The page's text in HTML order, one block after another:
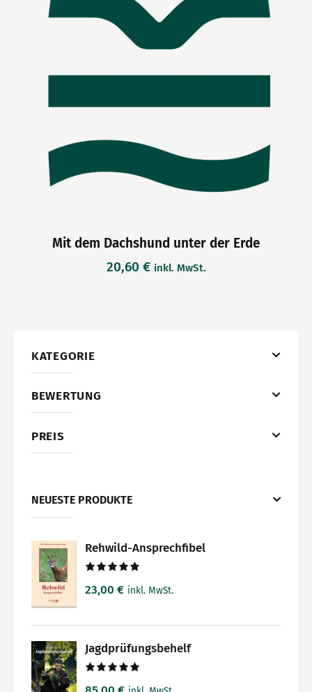
Mit dem Dachshund unter der Erde
20,60 € inkl. MwSt.
KATEGORIE
BEWERTUNG
PREIS
NEUESTE PRODUKTE
Rehwild-Ansprechfibel
mit5.00
23,00 € inkl. MwSt.
Jagdprüfungsbehelf